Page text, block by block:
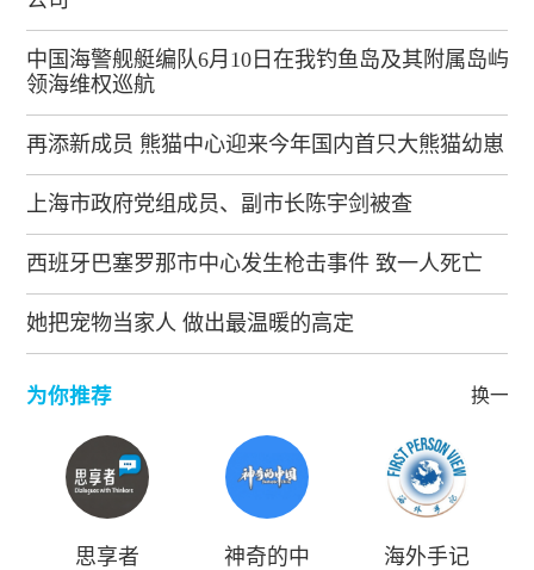
中国海警舰艇编队6月10日在我钓鱼岛及其附属岛屿
领海维权巡航
再添新成员 熊猫中心迎来今年国内首只大熊猫幼崽
上海市政府党组成员、副市长陈宇剑被查
西班牙巴塞罗那市中心发生枪击事件 致一人死亡
她把宠物当家人 做出最温暖的高定
为你推荐 换一批
思享者
神奇的中
海外手记